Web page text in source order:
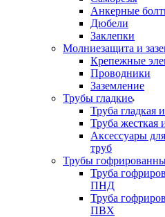
Анкерные
Дюбели
Заклепки
Молниезащита и
Крепежные
Проводники
Заземление
Трубы гладкие
Труба гладкая
Труба
Аксессуары
труб
Трубы
Труба
ПНД
Труба
ПВХ